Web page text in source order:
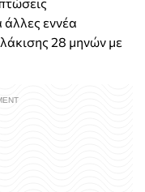
εννέα
28 μηνών με